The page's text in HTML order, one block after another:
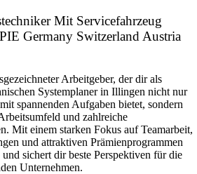
Mit Servicefahrzeug
Germany Switzerland Austria
Arbeitgeber, der dir als
Systemplaner in Illingen nicht nur
spannenden Aufgaben bietet, sondern
und zahlreiche
Mit einem starken Fokus auf Teamarbeit,
und attraktiven Prämienprogrammen
sichert dir beste Perspektiven für die
Unternehmen.